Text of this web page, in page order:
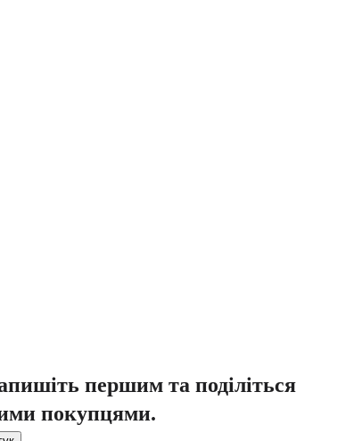
першим та поділіться
покупцями.